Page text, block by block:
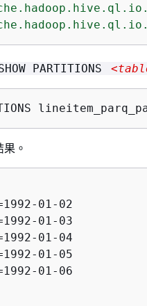
PARTITIONS
。
01-02
01-03
01-04
01-05
01-06